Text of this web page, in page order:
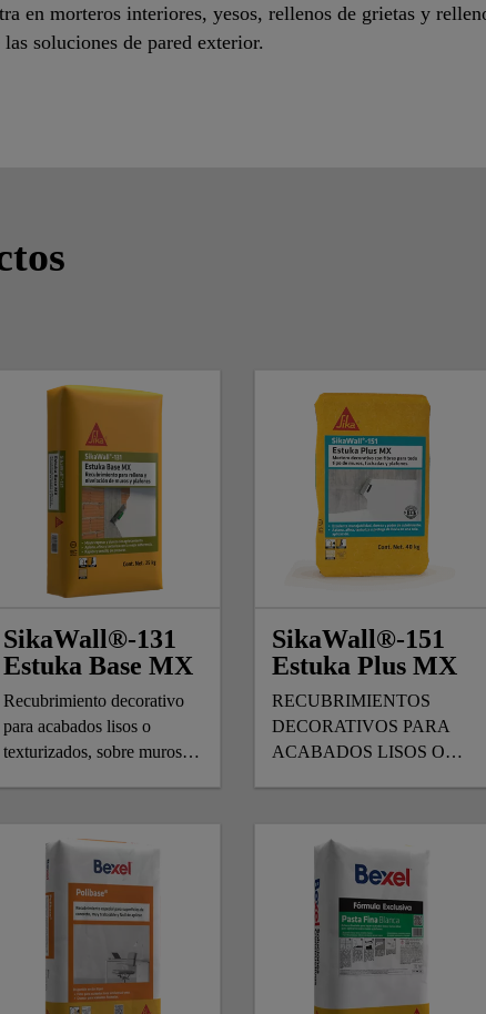
en morteros interiores, yesos, rellenos de grietas y
soluciones de pared exterior.
SikaWall®-131
Estuka Base MX
Recubrimiento decorativo
para acabados lisos o
texturizados, sobre muros y
SikaWall®-151
Estuka Plus MX
RECUBRIMIENTOS
DECORATIVOS PARA
ACABADOS LISOS O
EXTERIORES.